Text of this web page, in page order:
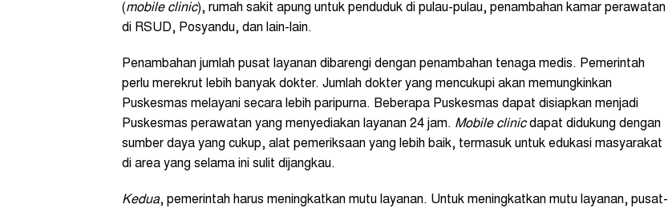
(mobile clinic), rumah sakit apung untuk penduduk di pulau-pulau, penambahan kamar perawatan
di RSUD, Posyandu, dan lain-lain.
Penambahan jumlah pusat layanan dibarengi dengan penambahan tenaga medis. Pemerintah
perlu merekrut lebih banyak dokter. Jumlah dokter yang mencukupi akan memungkinkan
Puskesmas melayani secara lebih paripurna. Beberapa Puskesmas dapat disiapkan menjadi
Puskesmas perawatan yang menyediakan layanan 24 jam. Mobile clinicdapat didukung dengan
sumber daya yang cukup, alat pemeriksaan yang lebih baik, termasuk untuk edukasi masyarakat
di area yang selama ini sulit dijangkau.
Kedua, pemerintah harus meningkatkan mutu layanan. Untuk meningkatkan mutu layanan, pusat-